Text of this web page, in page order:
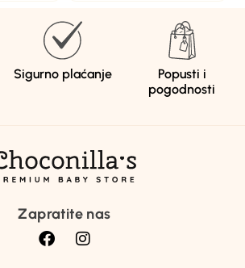
Sigurno plaćanje
Popusti i
pogodnosti
Zapratite nas